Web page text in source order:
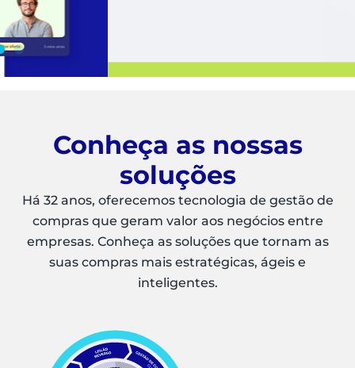
Conheça as nossas
soluções
Há 32 anos, oferecemos tecnologia de gestão de
compras que geram valor aos negócios entre
empresas. Conheça as soluções que tornam as
suas compras mais estratégicas, ágeis e
inteligentes.